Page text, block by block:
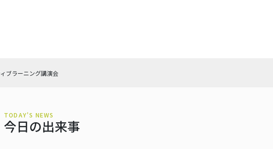
ブラーニング講演会
TODAY'S NEWS
今日の出来事